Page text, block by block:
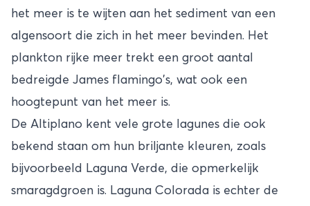
het meer is te wijten aan het sediment van een
algensoort die zich in het meer bevinden. Het
plankton rijke meer trekt een groot aantal
bedreigde James flamingo's, wat ook een
hoogtepunt van het meer is.
De Altiplano kent vele grote lagunes die ook
bekend staan om hun briljante kleuren, zoals
bijvoorbeeld Laguna Verde, die opmerkelijk
smaragdgroen is. Laguna Colorada is echter de